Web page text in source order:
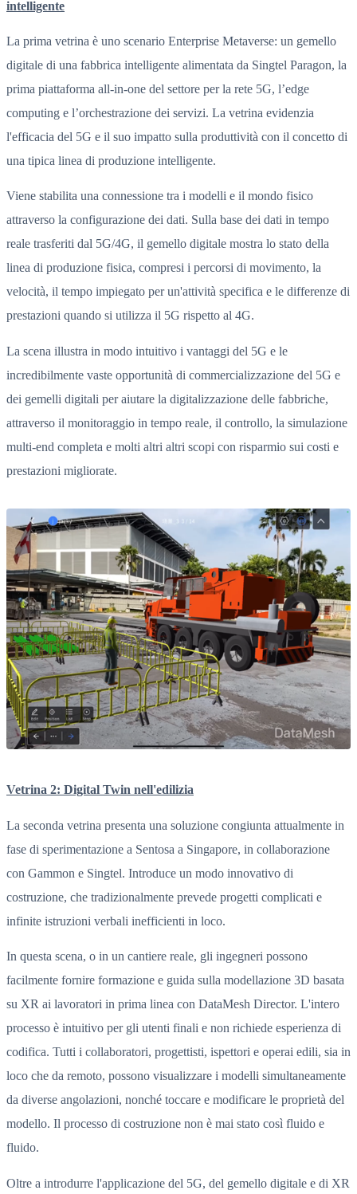
intelligente
La prima vetrina è uno scenario Enterprise Metaverse: un gemello
digitale di una fabbrica intelligente alimentata da Singtel Paragon, la
prima piattaforma all-in-one del settore per la rete 5G, l’edge
computing e l’orchestrazione dei servizi. La vetrina evidenzia
l'efficacia del 5G e il suo impatto sulla produttività con il concetto di
una tipica linea di produzione intelligente.
Viene stabilita una connessione tra i modelli e il mondo fisico
attraverso la configurazione dei dati. Sulla base dei dati in tempo
reale trasferiti dal 5G/4G, il gemello digitale mostra lo stato della
linea di produzione fisica, compresi i percorsi di movimento, la
velocità, il tempo impiegato per un'attività specifica e le differenze di
prestazioni quando si utilizza il 5G rispetto al 4G.
La scena illustra in modo intuitivo i vantaggi del 5G e le
incredibilmente vaste opportunità di commercializzazione del 5G e
dei gemelli digitali per aiutare la digitalizzazione delle fabbriche,
attraverso il monitoraggio in tempo reale, il controllo, la simulazione
multi-end completa e molti altri altri scopi con risparmio sui costi e
prestazioni migliorate.
Vetrina 2: Digital Twin nell'edilizia
La seconda vetrina presenta una soluzione congiunta attualmente in
fase di sperimentazione a Sentosa a Singapore, in collaborazione
con Gammon e Singtel. Introduce un modo innovativo di
costruzione, che tradizionalmente prevede progetti complicati e
infinite istruzioni verbali inefficienti in loco.
In questa scena, o in un cantiere reale, gli ingegneri possono
facilmente fornire formazione e guida sulla modellazione 3D basata
su XR ai lavoratori in prima linea con DataMesh Director. L'intero
processo è intuitivo per gli utenti finali e non richiede esperienza di
codifica. Tutti i collaboratori, progettisti, ispettori e operai edili, sia in
loco che da remoto, possono visualizzare i modelli simultaneamente
da diverse angolazioni, nonché toccare e modificare le proprietà del
modello. Il processo di costruzione non è mai stato così fluido e
fluido.
Oltre a introdurre l'applicazione del 5G, del gemello digitale e di XR